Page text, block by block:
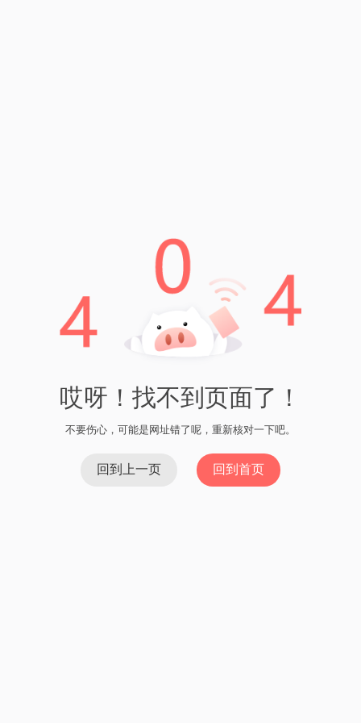
哎呀！找不到页面了！
不要伤心，可能是网址错了呢，重新核对一下吧。
回到上一页 回到首页